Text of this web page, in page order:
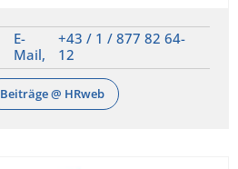
E-
Mail,
+43 / 1 / 877 82 64-
12
Beiträge @ HRweb